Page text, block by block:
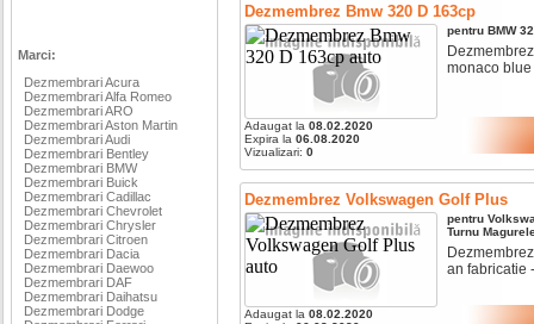
Marci:
Dezmembrari Acura
Dezmembrari Alfa Romeo
Dezmembrari ARO
Dezmembrari Aston Martin
Dezmembrari Audi
Dezmembrari Bentley
Dezmembrari BMW
Dezmembrari Buick
Dezmembrari Cadillac
Dezmembrari Chevrolet
Dezmembrari Chrysler
Dezmembrari Citroen
Dezmembrari Dacia
Dezmembrari Daewoo
Dezmembrari DAF
Dezmembrari Daihatsu
Dezmembrari Dodge
Dezmembrez Bmw 320 D 163cp
Adaugat la 08.02.2020
Expira la 06.08.2020
Vizualizari: 0
pentru BMW
monaco
Dezmembrez Volkswagen Golf Plus
Adaugat la 08.02.2020
pentru
Turnu
an fabricatie